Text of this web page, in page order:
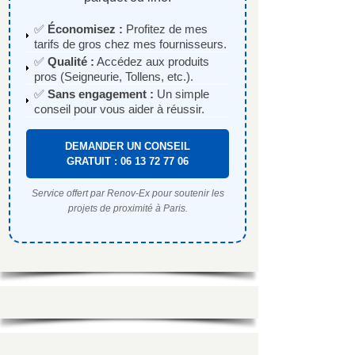
✅ Économisez : Profitez de mes
tarifs de gros chez mes fournisseurs.
✅ Qualité : Accédez aux produits
pros (Seigneurie, Tollens, etc.).
✅ Sans engagement : Un simple
conseil pour vous aider à réussir.
DEMANDER UN CONSEIL
GRATUIT : 06 13 72 77 06
Service offert par Renov-Ex pour soutenir les
projets de proximité à Paris.